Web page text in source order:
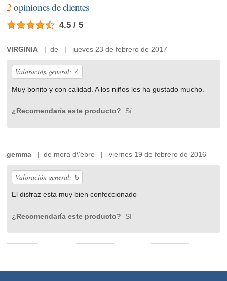
2 opiniones de clientes
4.5 / 5
VIRGINIA | de | jueves 23 de febrero de 2017
Valoración general: 4
Muy bonito y con calidad. A los niños les ha gustado mucho.
¿Recomendaría este producto? Sí
gemma | de mora d\'ebre | viernes 19 de febrero de 2016
Valoración general: 5
El disfraz esta muy bien confeccionado
¿Recomendaría este producto? Sí